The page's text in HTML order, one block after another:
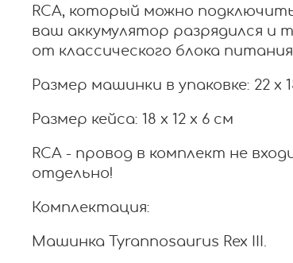
RCA, который можно
ваш аккумулятор разрядился и
от классического блока
Размер машинки в упаковке: 22 х
Размер кейса: 18 х 12 х 6 см
RCA - провод в комплект не
отдельно!
Комплектация:
Машинка Tyrannosaurus Rex III.